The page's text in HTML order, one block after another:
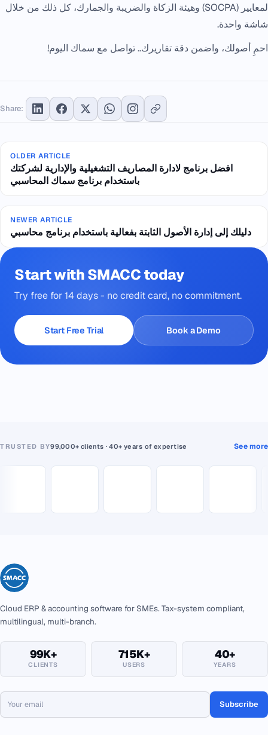
لمعايير (SOCPA) وهيئة الزكاة والضريبة والجمارك، كل ذلك من خلال
شاشة واحدة.
احمِ أصولك، واضمن دقة تقاريرك..تواصل مع سماك اليوم!
Share:
OLDER ARTICLE
افضل برنامج لادارة المصاريف التشغيلية والإدارية لشركتك
باستخدام برنامج سماك المحاسبي
NEWER ARTICLE
دليلك إلى إدارة الأصول الثابتة بفعالية باستخدام برنامج محاسبي
Start with SMACC today
Try free for 14 days - no credit card, no commitment.
Start Free Trial Book a Demo
TRUSTED BY99,000+ clients · 40+ years of expertise See more
Cloud ERP & accounting software for SMEs. Tax-system compliant,
multilingual, multi-branch.
99K+
CLIENTS
715K+
USERS
40+
YEARS
Subscribe